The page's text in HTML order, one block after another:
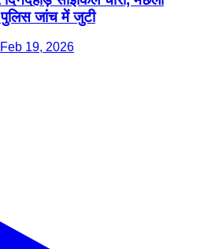
पुलिस जांच में जुटी
19, 2026